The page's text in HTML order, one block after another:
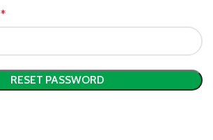
*
RESET PASSWORD